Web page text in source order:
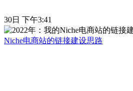
30日 下午3:41
Niche电商站的链接建设思路